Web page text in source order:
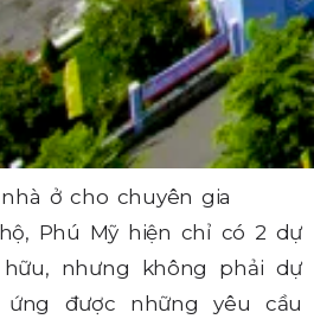
ở cho chuyên gia
Phú Mỹ hiện chỉ có 2 dự
nhưng không phải dự
được những yêu cầu